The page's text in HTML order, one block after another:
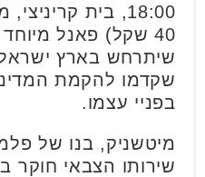
18:00, בית
40 שקל) פאנל
שיתרחש בארץ
שקדמו להקמת
בפניי עצמו.
מיטשניק, בנו של
שירותו הצבאי חוקר